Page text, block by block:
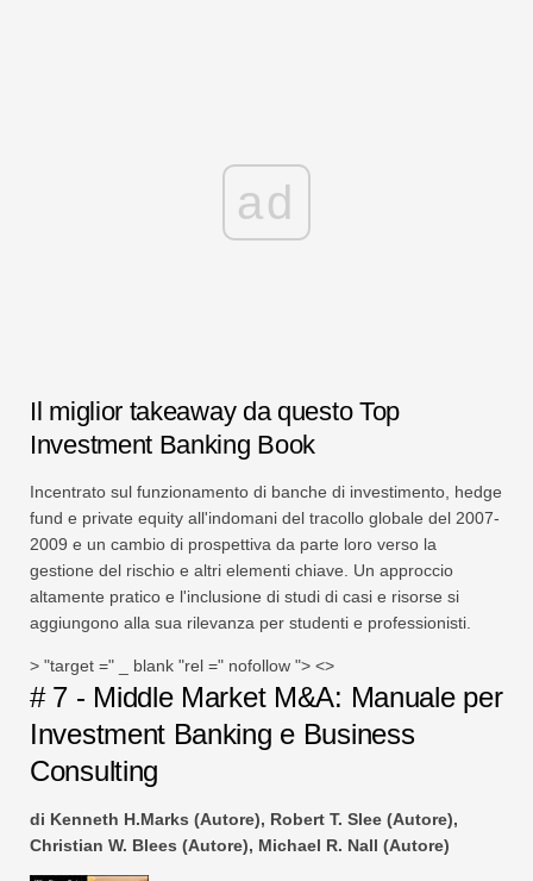
ad
Il miglior takeaway da questo Top
Investment Banking Book
Incentrato sul funzionamento di banche di investimento, hedge
fund e private equity all'indomani del tracollo globale del 2007-
2009 e un cambio di prospettiva da parte loro verso la
gestione del rischio e altri elementi chiave. Un approccio
altamente pratico e l'inclusione di studi di casi e risorse si
aggiungono alla sua rilevanza per studenti e professionisti.
> "target =" _ blank "rel =" nofollow "> <>
# 7 - Middle Market M&A: Manuale per
Investment Banking e Business
Consulting
di Kenneth H.Marks (Autore), Robert T. Slee (Autore),
Christian W. Blees (Autore), Michael R. Nall (Autore)